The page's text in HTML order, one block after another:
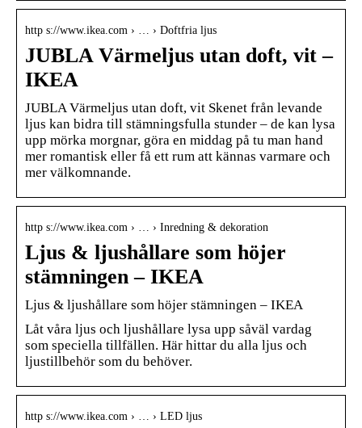
http s://www.ikea.com › … › Doftfria ljus
JUBLA Värmeljus utan doft, vit –
IKEA
JUBLA Värmeljus utan doft, vit Skenet från levande
ljus kan bidra till stämningsfulla stunder – de kan lysa
upp mörka morgnar, göra en middag på tu man hand
mer romantisk eller få ett rum att kännas varmare och
mer välkomnande.
http s://www.ikea.com › … › Inredning & dekoration
Ljus & ljushållare som höjer
stämningen – IKEA
Ljus & ljushållare som höjer stämningen – IKEA
Låt våra ljus och ljushållare lysa upp såväl vardag
som speciella tillfällen. Här hittar du alla ljus och
ljustillbehör som du behöver.
http s://www.ikea.com › … › LED ljus